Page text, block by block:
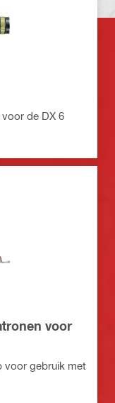
de DX 6
voor
voor gebruik met